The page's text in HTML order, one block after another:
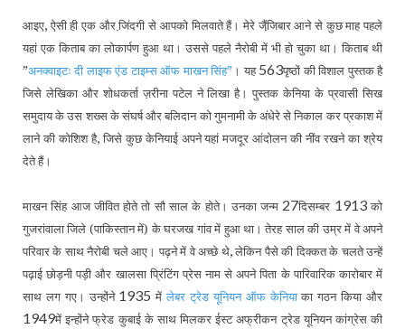
आइए, ऐसी ही एक और जि़ंदगी से आपको मिलवाते हैं। मेरे जैंजि़बार आने से कुछ माह पहले
यहां एक किताब का लोकार्पण हुआ था। उससे पहले नैरोबी में भी हो चुका था। किताब थी
”अनक्वाइटः दी लाइफ एंड टाइम्स ऑफ माखन सिंह” । यह563पृष्ठों की विशाल पुस्तक है
जिसे लेखिका और शोधकर्ता ज़रीना पटेल ने लिखा है। पुस्तक केनिया के प्रवासी सिख
समुदाय के उस शख्स के संघर्ष और बलिदान को गुमनामी के अंधेरे से निकाल कर प्रकाश में
लाने की कोशिश है, जिसे कुछ केनियाई अपने यहां मजदूर आंदोलन की नींव रखने का श्रेय
देते हैं।
माखन सिंह आज जीवित होते तो सौ साल के होते। उनका जन्म27दिसम्बर 1913को
गुजरांवाला जिले (पाकिस्तान में) के घरजख गांव में हुआ था। तेरह साल की उम्र में वे अपने
परिवार के साथ नैरोबी चले आए। पढ़ने में वे अच्छे थे,लेकिन पैसे की दिक्कत के चलते उन्हें
पढ़ाई छोड़नी पड़ी और खालसा प्रिंटिंग प्रेस नाम से अपने पिता के पारिवारिक कारोबार में
साथ लग गए। उन्होंने 1935 मेंलेबर ट्रेड यूनियन ऑफ केनियाका गठन किया और
1949में इन्होंने फ्रेड कुबाई के साथ मिलकर ईस्ट अफ्रीकन ट्रेड यूनियन कांग्रेस की